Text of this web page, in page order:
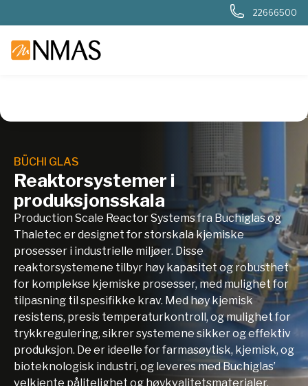
22666500
BÜCHI GLAS
Reaktorsystemer i
produksjonsskala
Production Scale Reactor Systems fra Buchiglas og
Thaletec er designet for storskala kjemiske
prosesser i industrielle miljøer. Disse
reaktorsystemene tilbyr høy kapasitet og robusthet
for komplekse kjemiske prosesser, med mulighet for
tilpasning til spesifikke krav. Med høy kjemisk
resistens, presis temperaturkontroll, og mulighet for
trykkregulering, sikrer systemene sikker og effektiv
produksjon. De er ideelle for farmasøytisk, kjemisk, og
bioteknologisk industri, og leveres med Buchiglas’
velkjente pålitelighet og høykvalitetsmaterialer.